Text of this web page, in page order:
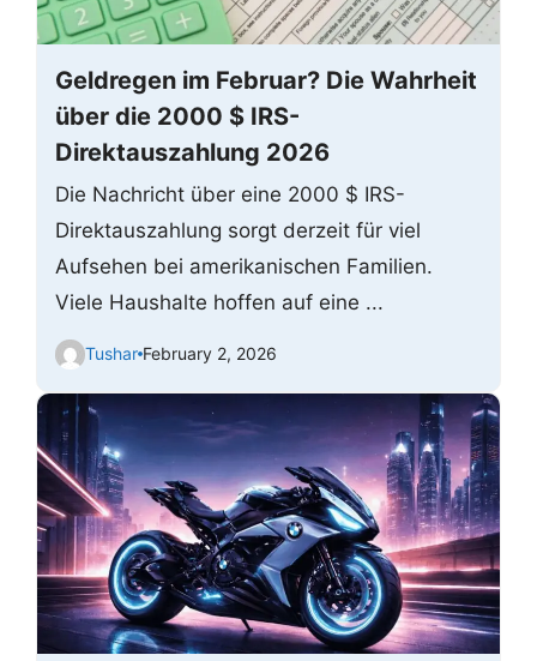
Geldregen im Februar? Die Wahrheit
über die 2000 $ IRS-
Direktauszahlung 2026
Die Nachricht über eine 2000 $ IRS-
Direktauszahlung sorgt derzeit für viel
Aufsehen bei amerikanischen Familien.
Viele Haushalte hoffen auf eine ...
Tushar February 2, 2026